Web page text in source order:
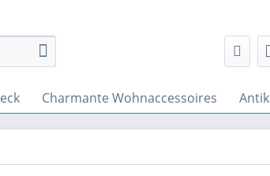
Charmante Wohnaccessoires Antik